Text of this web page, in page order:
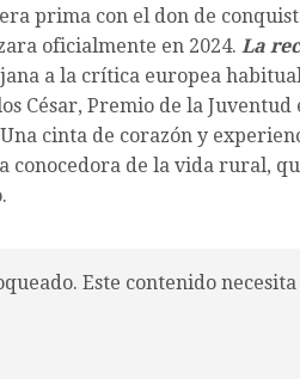
prima con el don de
oficialmente en 2024. La
a la crítica europea
Premio de la Juventud
cinta de corazón y
conocedora de la vida rural,
Este contenido